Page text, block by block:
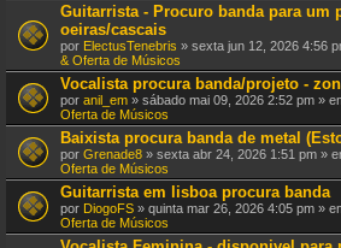
Guitarrista - Procuro banda para um
oeiras/cascais
por ElectusTenebris » sexta jun 12, 2026 4:56
& Oferta de Músicos
Vocalista procura banda/projeto -
por anil_em » sábado mai 09, 2026 2:52 pm »
Oferta de Músicos
Baixista procura banda de metal
por Grenade8 » sexta abr 24, 2026 1:51 pm »
Oferta de Músicos
Guitarrista em lisboa procura banda
por DiogoFS » quinta mar 26, 2026 4:05 pm »
Oferta de Músicos